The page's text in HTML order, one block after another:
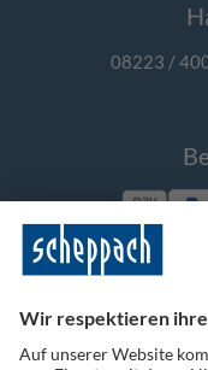
08223 /
Folge